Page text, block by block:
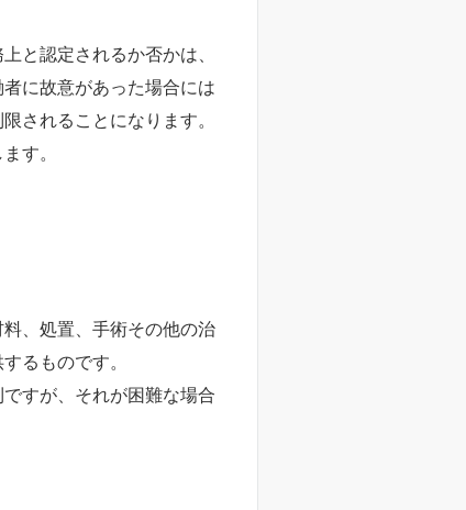
と認定されるか否かは、
に故意があった場合には
されることになります。
す。
、処置、手術その他の治
るものです。
すが、それが困難な場合